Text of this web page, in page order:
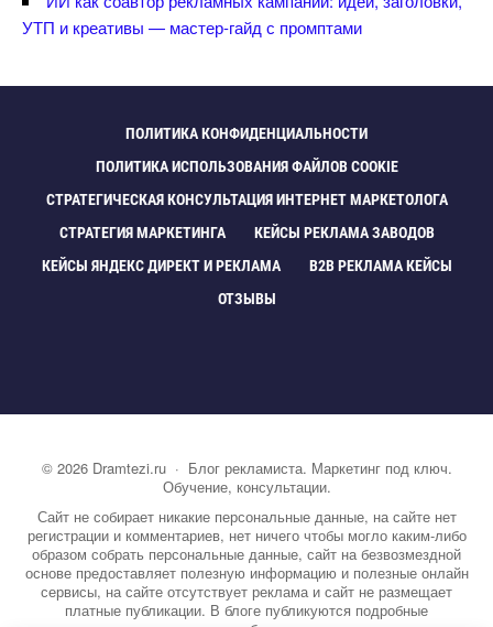
УТП и креативы — мастер-гайд с промптами
ПОЛИТИКА КОНФИДЕНЦИАЛЬНОСТИ
ПОЛИТИКА ИСПОЛЬЗОВАНИЯ ФАЙЛОВ COOKIE
СТРАТЕГИЧЕСКАЯ КОНСУЛЬТАЦИЯ ИНТЕРНЕТ МАРКЕТОЛОГА
СТРАТЕГИЯ МАРКЕТИНГА
КЕЙСЫ РЕКЛАМА ЗАВОДО
КЕЙСЫ ЯНДЕКС ДИРЕКТ И РЕКЛАМА
B2B РЕКЛАМА КЕЙСЫ
ОТЗЫВЫ
© 2026 Dramtezi.ru· Блог рекламиста. Маркетинг под ключ.
Обучение, консультации.
Сайт не собирает никакие персональные данные, на сайте нет
регистрации и комментариев, нет ничего чтобы могло каким-либо
образом собрать персональные данные, сайт на безвозмездной
основе предоставляет полезную информацию и полезные онлайн
сервисы, на сайте отсутствует реклама и сайт не размещает
платные публикации. В блоге публикуются подробные